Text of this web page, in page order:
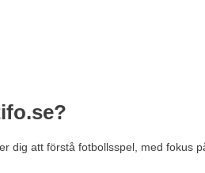
dig att förstå fotbollsspel, med fokus